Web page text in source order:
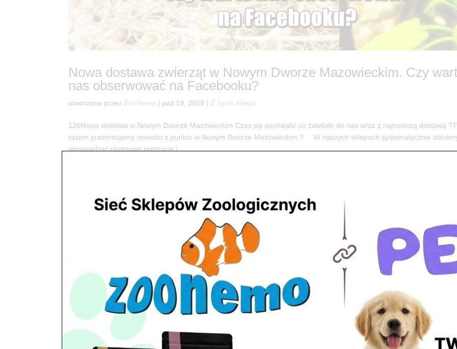
Nowa dostawa zwierząt w Nowym Dworze Mazowieckim. Czy
nas obserwować na Facebooku?
utworzone przez ZooNemo | paź 19, 2019 | Z życia sklepu
126Nowa dostawa w Nowym Dworze Mazowieckim Czas się pochwalić co zawitało do nas wraz z najnowszą dostawą
razem prezentujemy nowości z punktu w Nowym Dworze Mazowieckim ? W naszych sklepach systematycznie
wprowadzać okresowe promocje i...